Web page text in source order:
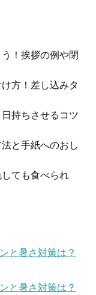
！挨拶の例や閉
方！差し込みタ
持ちさせるコツ
と手紙へのおし
ても食べられ
と暑さ対策は？
と暑さ対策は？